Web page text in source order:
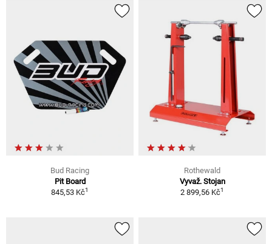
Bud Racing
Pit Board
845,53 Kč1
Rothewald
Vyvaž. Stojan
2 899,56 Kč1